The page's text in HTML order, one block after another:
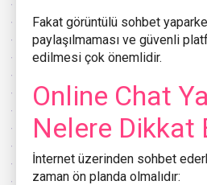
Fakat görüntülü sohbet
paylaşılmaması ve güvenli
edilmesi çok önemlidir.
Online Chat
Nelere Dikkat
İnternet üzerinden sohbet
zaman ön planda olmalıdır: